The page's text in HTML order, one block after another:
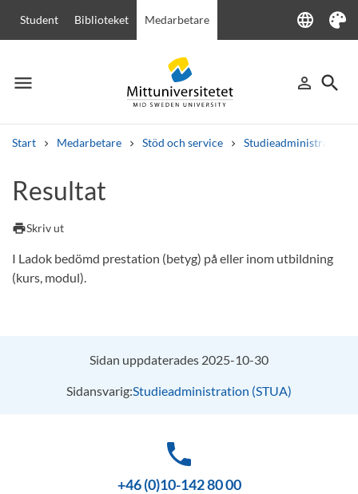
Student Biblioteket Medarbetare language
Language
Tema
menu
Meny person_outline
Logga in
search
Sök
Start Medarbetare Stöd och service Studieadministration
Andra söktjänster
Kurser och program
Resultat
printSkriv ut
I Ladok bedömd prestation (betyg) på eller inom utbildning
(kurs, modul).
Sidan uppdaterades 2025-10-30
Sidansvarig:Studieadministration (STUA)
phone
+46 (0)10-142 80 00